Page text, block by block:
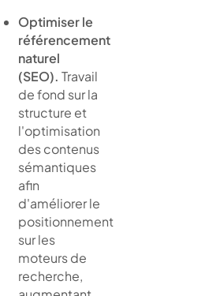
Optimiser le
référencement
naturel
(SEO). Travail
de fond sur la
structure et
l'optimisation
des contenus
sémantiques
afin
d'améliorer le
positionnement
sur les
moteurs de
recherche,